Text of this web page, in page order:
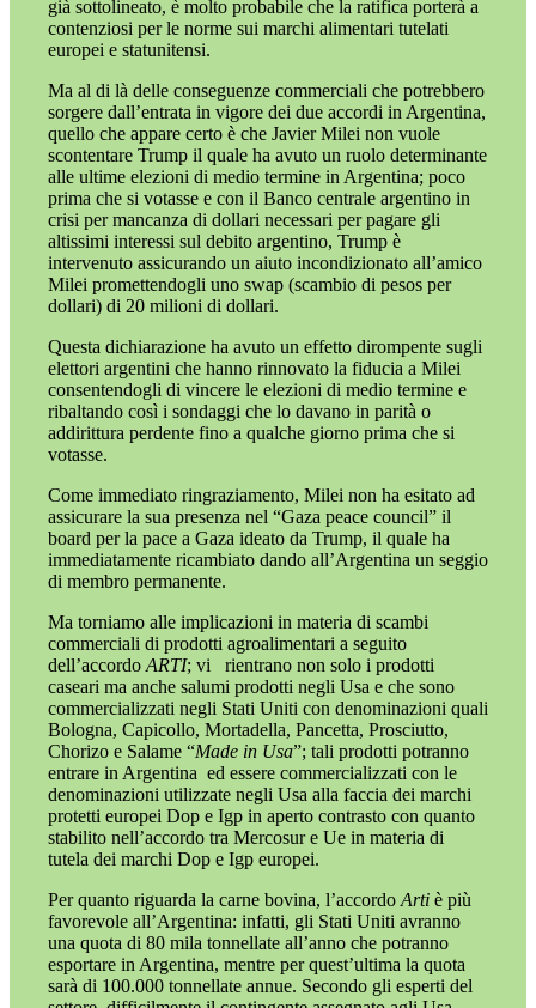
già sottolineato, è molto probabile che la ratifica porterà a
contenziosi per le norme sui marchi alimentari tutelati
europei e statunitensi.
Ma al di là delle conseguenze commerciali che potrebbero
sorgere dall’entrata in vigore dei due accordi in Argentina,
quello che appare certo è che Javier Milei non vuole
scontentare Trump il quale ha avuto un ruolo determinante
alle ultime elezioni di medio termine in Argentina; poco
prima che si votasse e con il Banco centrale argentino in
crisi per mancanza di dollari necessari per pagare gli
altissimi interessi sul debito argentino, Trump è
intervenuto assicurando un aiuto incondizionato all’amico
Milei promettendogli uno swap (scambio di pesos per
dollari) di 20 milioni di dollari.
Questa dichiarazione ha avuto un effetto dirompente sugli
elettori argentini che hanno rinnovato la fiducia a Milei
consentendogli di vincere le elezioni di medio termine e
ribaltando così i sondaggi che lo davano in parità o
addirittura perdente fino a qualche giorno prima che si
votasse.
Come immediato ringraziamento, Milei non ha esitato ad
assicurare la sua presenza nel “Gaza peace council” il
board per la pace a Gaza ideato da Trump, il quale ha
immediatamente ricambiato dando all’Argentina un seggio
di membro permanente.
Ma torniamo alle implicazioni in materia di scambi
commerciali di prodotti agroalimentari a seguito
dell’accordo ARTI; vi
rientrano non solo i prodotti
caseari ma anche salumi prodotti negli Usa e che sono
commercializzati negli Stati Uniti con denominazioni quali
Bologna, Capicollo, Mortadella, Pancetta, Prosciutto,
Chorizo e Salame “Made in Usa”; tali prodotti potranno
entrare in Argentina ed essere commercializzati con le
denominazioni utilizzate negli Usa alla faccia dei marchi
protetti europei Dop e Igp in aperto contrasto con quanto
stabilito nell’accordo tra Mercosur e Ue in materia di
tutela dei marchi Dop e Igp europei.
Per quanto riguarda la carne bovina, l’accordo Arti è più
favorevole all’Argentina: infatti, gli Stati Uniti avranno
una quota di 80 mila tonnellate all’anno che potranno
esportare in Argentina, mentre per quest’ultima la quota
sarà di 100.000 tonnellate annue. Secondo gli esperti del